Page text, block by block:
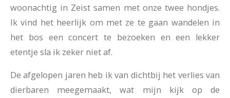
woonachtig in Zeist samen met onze twee hondjes.
Ik vind het heerlijk om met ze te gaan wandelen in
het bos een concert te bezoeken en een lekker
etentje sla ik zeker niet af.
De afgelopen jaren heb ik van dichtbij het verlies van
dierbaren meegemaakt, wat mijn kijk op de